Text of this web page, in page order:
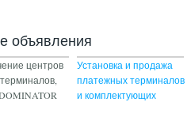
объявления
центров
Установка и продажа
платежных терминалов
и комплектующих